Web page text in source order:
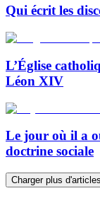
Qui écrit les
L’Église
Léon XIV
Le jour où il a
doctrine sociale
Charger plus d'articles